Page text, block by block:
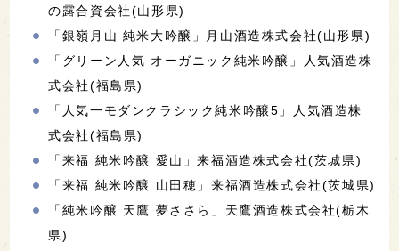
の露合資会社(山形県)
「銀嶺月山 純米大吟醸」月山酒造株式会社(山形県)
「グリーン人気 オーガニック純米吟醸」人気酒造株
式会社(福島県)
「人気一モダンクラシック純米吟醸5」人気酒造株
式会社(福島県)
「来福 純米吟醸 愛山」来福酒造株式会社(茨城県)
「来福 純米吟醸 山田穂」来福酒造株式会社(茨城県)
「純米吟醸 天鷹 夢ささら」天鷹酒造株式会社(栃木
県)